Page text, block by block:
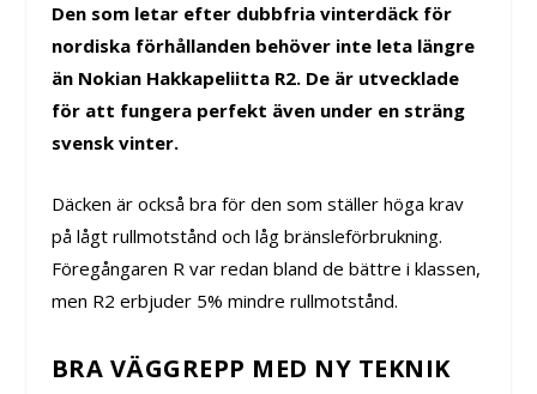
Den som letar efter dubbfria vinterdäck för
nordiska förhållanden behöver inte leta längre
än Nokian Hakkapeliitta R2. De är utvecklade
för att fungera perfekt även under en sträng
svensk vinter.
Däcken är också bra för den som ställer höga krav
på lågt rullmotstånd och låg bränsleförbrukning.
Föregångaren R var redan bland de bättre i klassen,
men R2 erbjuder 5% mindre rullmotstånd.
BRA VÄGGREPP MED NY TEKNIK